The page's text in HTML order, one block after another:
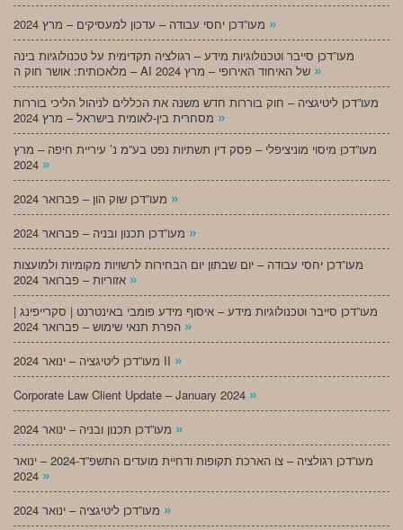
»
מעו”דכן סייבר וטכנולוגיות מידע – רגולציה תקדימית על טכנולוגיות בינה
»
מעו”דכן ליטיגציה – חוק בוררות חדש משנה את הכללים לניהול הליכי בוררות
»
מעו”דכן מיסוי מוניציפלי – פסק דין תשתיות נפט בע”מ נ’ עיריית חיפה – מרץ
»
»
»
מעו”דכן יחסי עבודה – יום שבתון יום הבחירות לרשויות מקומיות ולמועצות
»
מעו”דכן סייבר וטכנולוגיות מידע – איסוף מידע פומבי באינטרנט | סקרייפינג |
»
מעו”דכן ליטיגציה – ינואר 2024 II »
Corporate Law Client Update – January 2024 »
»
מעו”דכן רגולציה – צו הארכת תקופות ודחיית מועדים התשפ”ד-2024 – ינואר
»
»